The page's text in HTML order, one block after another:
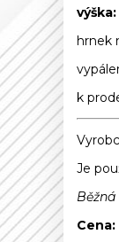
hrnek
k
Je
Běžná
Cena: